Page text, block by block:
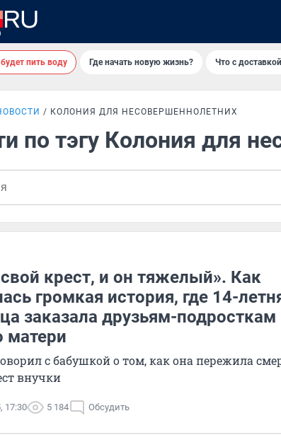
пить воду Где начать новую жизнь? Что с
КОЛОНИЯ ДЛЯ НЕСОВЕРШЕННОЛЕТНИХ
по тэгу Колония для
крест, и он тяжелый». Как
громкая история, где 14-
заказала друзьям-подросткам
матери
с бабушкой о том, как она пережила
внучки
17:30 5 184 Обсудить